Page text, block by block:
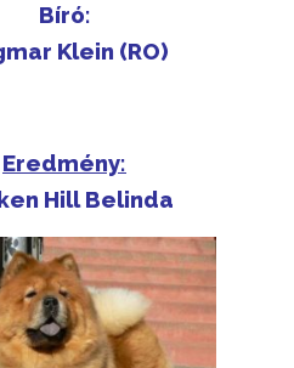
Bíró:
Klein (RO)
Eredmény:
Hill Belinda